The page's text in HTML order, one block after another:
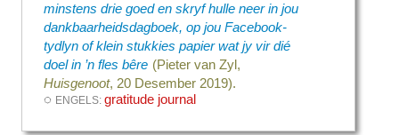
minstens drie goed en skryf hulle neer in jou
dankbaarheidsdagboek, op jou Facebook-
tydlyn of klein stukkies papier wat jy vir dié
doel in ’n fles bêre (Pieter van Zyl,
Huisgenoot, 20 Desember 2019).
◌ ENGELS:gratitude journal